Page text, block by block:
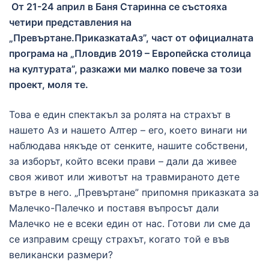
От 21-24 април в Баня Старинна се състояха
четири представления на
„Превъртане.ПриказкатаАз”, част от официалната
програма на „Пловдив 2019 – Европейска столица
на културата”, разкажи ми малко повече за този
проект, моля те.
Това е един спектакъл за ролята на страхът в
нашето Аз и нашето Алтер – его, което винаги ни
наблюдава някъде от сенките, нашите собствени,
за изборът, който всеки прави – дали да живее
своя живот или животът на травмираното дете
вътре в него. „Превъртане” припомня приказката за
Малечко-Палечко и поставя въпросът дали
Малечко не е всеки един от нас. Готови ли сме да
се изправим срещу страхът, когато той е във
великански размери?